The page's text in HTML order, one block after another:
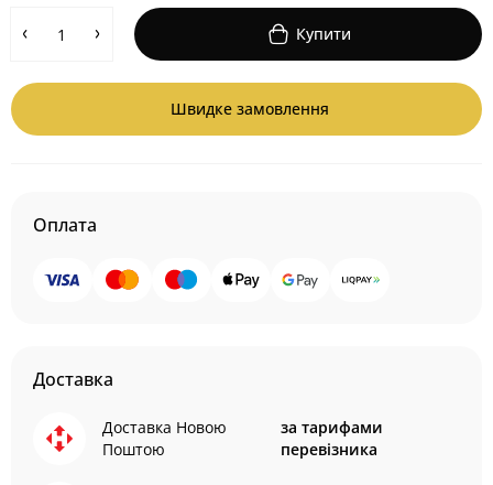
Купити
Швидке замовлення
Оплата
Доставка
Доставка Новою
Поштою
за тарифами
перевізника